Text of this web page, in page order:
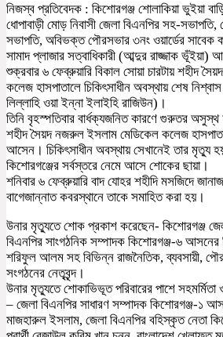
নিজস্ব প্রতিবেদক : কিশোরগঞ্জ শোলাকিয়া ভুইয়া
ধোপাবাড়ী মোড় নিবাসী জেলা বিএনপির সহ-
সভাপতি, অবিভক্ত পৌরসভার ৩নং ওয়ার্ডের সাবেক
সামাদ প্লাজার সত্বাধিকারী (আব্দুর রাজ্জাক ভূঁইয়া)
শুক্রবার ৬ ফেব্রুয়ারি বিকাল সোয়া চারটায় শহীদ
কলেজ হাসপাতালে চিকিৎসাধীন অবস্থায় শেষ
লিল্লাহি ওয়া ইন্না ইলাইহি রাজিউন)।
তিনি বৃহস্পতিবার বার্ধক্যজনিত কারণে গুরুতর
শহীদ সৈয়দ নজরুল ইসলাম মেডিকেল কলেজ
আসেন। চিকিৎসাধীন অবস্থায় সেখানেই তার মৃত্যু
কিশোরগঞ্জের সর্বস্তরে নেমে আসে শোকের ছায়া।
শনিবার ৬ ফেব্রুয়ারি বাদ যোহর শহীদি মসজিদে
বাগেজান্নাত কবরস্থানে তাকে সমাহিত করা হয়।
উনার মৃত্যুতে শোক প্রকাশ করেছেন- কিশোরগঞ্জ
বিএনপির সাংগঠনিক সম্পাদক কিশোরগঞ্জ-৬ আসনের
শরিফুল আলম সহ বিভিন্ন রাজনৈতিক, ব্যবসায়ী,
সংগঠনের নেতৃবৃন্দ।
উনার মৃত্যুতে শোকাভিভূত পরিবারের পাশে
– জেলা বিএনপির সাধারণ সম্পাদক কিশোরগঞ্জ-১
মাজহারুল ইসলাম, জেলা বিএনপির বহিস্কৃত নেতা